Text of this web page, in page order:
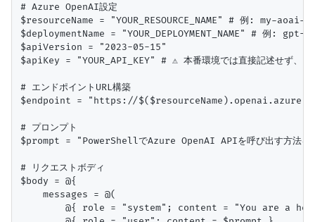
# Azure OpenAI設定
$resourceName = "YOUR_RESOURCE_NAME" # 例: my-aoai-
$deploymentName = "YOUR_DEPLOYMENT_NAME" # 例:
$apiVersion = "2023-05-15"
$apiKey = "YOUR_API_KEY" # ⚠️ 本番環境では直接記述せず、よ
# エンドポイントURL構築
$endpoint = "https://
# プロンプト
$prompt = "PowerShellでAzure OpenAI APIを呼び出す方法を
# リクエストボディ
$body = @{
    messages = @(
@{ role = "system"; content = "You are a